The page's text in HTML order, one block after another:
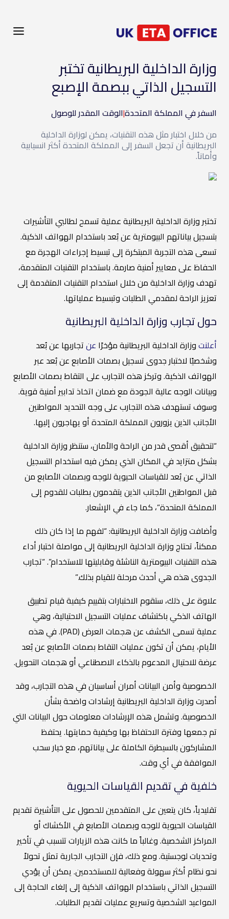
وزارة الداخلية البريطانية تختبر
التسجيل الذاتي ببصمة الإصبع
السفر في المملكة المتحدة|الوقت المقدر للوصول
من خلال اختبار مثل هذه التقنيات، يمكن لوزارة الداخلية
البريطانية أن تجعل السفر إلى المملكة المتحدة أكثر انسيابية
وأماناً.
تختبر وزارة الداخلية البريطانية عملية تسمح لطالبي التأشيرات
بتسجيل بياناتهم البيومترية عن بُعد باستخدام الهواتف الذكية.
تسعى هذه التجربة المبتكرة إلى تبسيط إجراءات الهجرة مع
الحفاظ على معايير أمنية صارمة. باستخدام التقنيات المتقدمة،
تهدف وزارة الداخلية من خلال استخدام التقنيات المتقدمة إلى
تعزيز الراحة لمقدمي الطلبات وتبسيط عملياتها.
حول تجارب وزارة الداخلية البريطانية
أعلنتوزارة الداخلية البريطانية مؤخرًا عنتجاربها عن بُعد
وشخصيًا لاختبار جدوى تسجيل بصمات الأصابع عن بُعد عبر
الهواتف الذكية. وتركز هذه التجارب على التقاط بصمات الأصابع
وبيانات الوجه عالية الجودة مع ضمان اتخاذ تدابير أمنية قوية.
وسوف تستهدف هذه التجارب على وجه التحديد المواطنين
الأجانب الذين يزورون المملكة المتحدة أو يهاجرون إليها.
“لتحقيق أقصى قدر من الراحة والأمان، ستنظر وزارة الداخلية
بشكل متزايد في المكان الذي يمكن فيه استخدام التسجيل
الذاتي عن بُعد للقياسات الحيوية للوجه وبصمات الأصابع من
قبل المواطنين الأجانب الذين يتقدمون بطلبات للقدوم إلى
المملكة المتحدة”، كما جاء في الإشعار.
وأضافت وزارة الداخلية البريطانية: “لفهم ما إذا كان ذلك
ممكناً، تحتاج وزارة الداخلية البريطانية إلى مواصلة اختبار أداء
هذه التقنيات البيومترية الناشئة وقابليتها للاستخدام”. “تجارب
الجدوى هذه هي أحدث مرحلة للقيام بذلك.”
علاوة على ذلك، ستقوم الاختبارات بتقييم كيفية قيام تطبيق
الهاتف الذكي باكتشاف عمليات التسجيل الاحتيالية، وهي
عملية تسمى الكشف عن هجمات العرض (PAD). في هذه
الأيام، يمكن أن تكون عمليات التقاط بصمات الأصابع عن بُعد
عرضة للاحتيال المدعوم بالذكاء الاصطناعي أو هجمات التحويل.
الخصوصية وأمن البيانات أمران أساسيان في هذه التجارب، وقد
أصدرت وزارة الداخلية البريطانية إرشادات واضحة بشأن
الخصوصية. وتشمل هذه الإرشادات معلومات حول البيانات التي
تم جمعها وفترة الاحتفاظ بها وكيفية حمايتها. يحتفظ
المشاركون بالسيطرة الكاملة على بياناتهم، مع خيار سحب
الموافقة في أي وقت.
خلفية في تقديم القياسات الحيوية
تقليدياً، كان يتعين على المتقدمين للحصول على التأشيرة تقديم
القياسات الحيوية للوجه وبصمات الأصابع في الأكشاك أو
المراكز الشخصية. وغالباً ما كانت هذه الزيارات تتسبب في تأخير
وتحديات لوجستية. ومع ذلك، فإن التجارب الجارية تمثل تحولاً
نحو نظام أكثر سهولة وفعالية للمستخدمين. يمكن أن يؤدي
التسجيل الذاتي باستخدام الهواتف الذكية إلى إلغاء الحاجة إلى
المواعيد الشخصية وتسريع عمليات تقديم الطلبات.